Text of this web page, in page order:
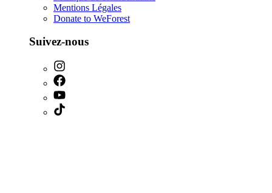
Mentions Légales
Donate to WeForest
Suivez-nous